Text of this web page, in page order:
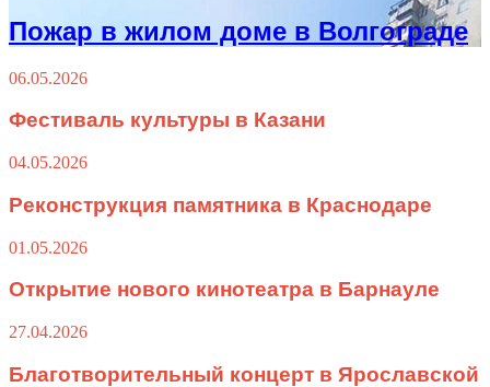
Пожар в жилом доме в Волгограде
06.05.2026
Фестиваль культуры в Казани
04.05.2026
Реконструкция памятника в Краснодаре
01.05.2026
Открытие нового кинотеатра в Барнауле
27.04.2026
Благотворительный концерт в Ярославской